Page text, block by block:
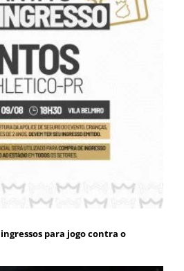
para jogo contra o